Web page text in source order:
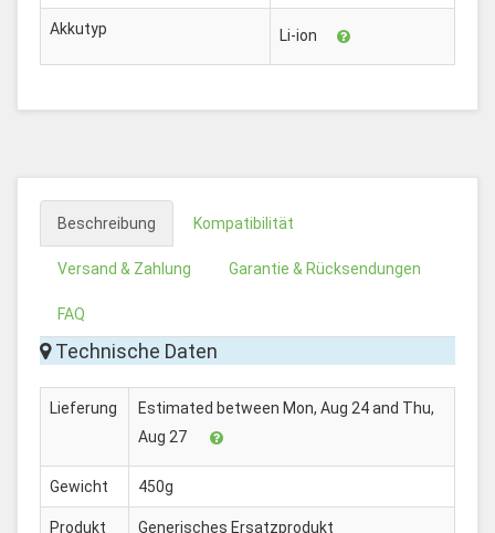
Akkutyp Li-ion
Beschreibung Kompatibilität
Versand & Zahlung Garantie & Rücksendungen
FAQ
Technische Daten
Lieferung
Estimated between Mon, Aug 24 and Thu,
Aug 27
Gewicht 450g
Produkt
Generisches Ersatzprodukt